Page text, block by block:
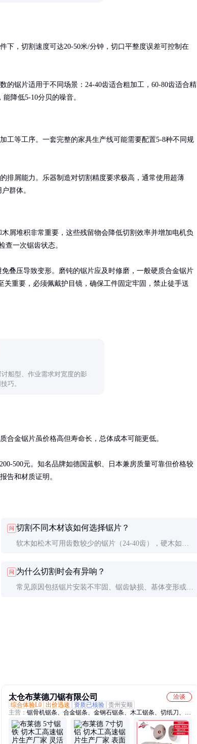
下，切割速度可达20-50米/分钟，切口平整度误差可控制在
的锯片适用于不同场景：24-40齿适合粗加工，60-80齿适合精
降低5-10分贝的噪音。
工等工序。一套完整的家具生产线可能需要配置5-8种不同规
排屑能力。乐器制造对切割精度要求极高，通常使用超薄
群体。
屑堆积非常重要，这些残留物会降低切割效率并增加电机负
查一次锯齿状态。
叠压导致变形。磨钝的锯片应及时修磨，一般硬质合金锯片
关重要，必须佩戴护目镜，确保工件固定牢固，禁止徒手送
船型、作业需求对宽度的影
巧。
合金锯片虽价格高但寿命长，总体成本可能更低。
500元。知名品牌如德国蓝帜、日本兼房质量可靠但价格较
告和材质证明。
问 切割不同木材该如何选择锯片？
软木如松木可用齿数较少的锯片（24-40齿），硬木如红
选用专用锯片，齿形设计能减少崩边。
问 为什么切割时会有异响？
常见原因包括锯片安装不牢固、锯齿缺损、基体变形或设
太仓布莱德刀锯有限公司
洽谈
综合体验L0 出价迅速 资质已核验 贵州安顺
主营： 锯骨机锯条、合金锯条、金钢石锯条、木工锯条、切纸刀、金
钢石线锯、双金属锯条、单金属锯条、框锯条、双面齿锯条、线刀、
大理石锯条、海绵刀带